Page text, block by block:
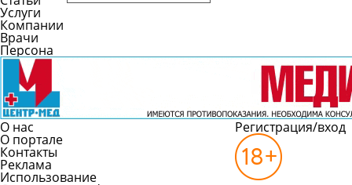
Услуги
Компании
Врачи
Персона
О нас
О портале
Контакты
Реклама
Использование
Регистрация/вход